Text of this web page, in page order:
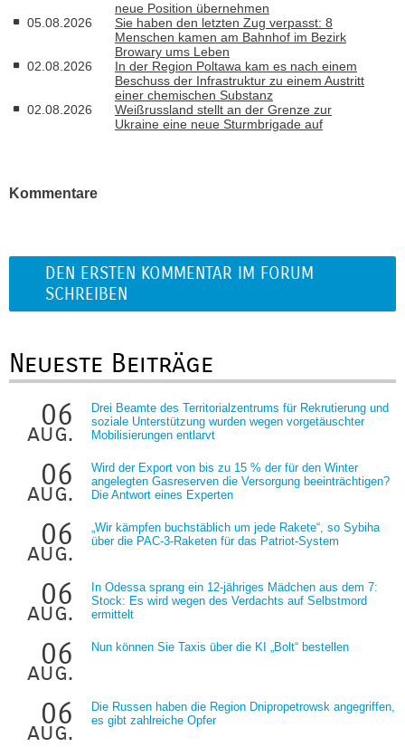
neue Position übernehmen
05.08.2026
Sie haben den letzten Zug verpasst: 8
Menschen kamen am Bahnhof im Bezirk
Browary ums Leben
02.08.2026
In der Region Poltawa kam es nach einem
Beschuss der Infrastruktur zu einem Austritt
einer chemischen Substanz
02.08.2026
Weißrussland stellt an der Grenze zur
Ukraine eine neue Sturmbrigade auf
Kommentare
DEN ERSTEN KOMMENTAR IM FORUM
SCHREIBEN
Neueste Beiträge
06
aug.
Drei Beamte des Territorialzentrums für Rekrutierung und
soziale Unterstützung wurden wegen vorgetäuschter
Mobilisierungen entlarvt
06
aug.
Wird der Export von bis zu 15 % der für den Winter
angelegten Gasreserven die Versorgung beeinträchtigen?
Die Antwort eines Experten
06
aug.
„Wir kämpfen buchstäblich um jede Rakete“, so Sybiha
über die PAC-3-Raketen für das Patriot-System
06
aug.
In Odessa sprang ein 12-jähriges Mädchen aus dem 7:
Stock: Es wird wegen des Verdachts auf Selbstmord
ermittelt
06
aug.
Nun können Sie Taxis über die KI „Bolt“ bestellen
06
aug.
Die Russen haben die Region Dnipropetrowsk angegriffen,
es gibt zahlreiche Opfer